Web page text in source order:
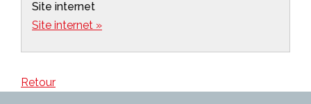
Site internet
Site internet »
Retour